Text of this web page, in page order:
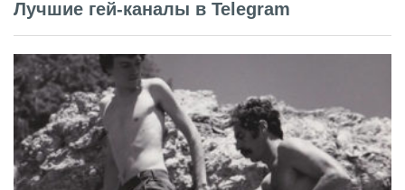
Лучшие гей-каналы в Telegram